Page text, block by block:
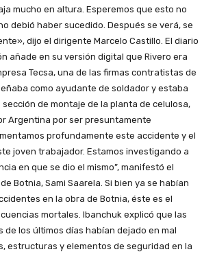
mucho en altura. Esperemos que esto no
debió haber sucedido. Después se verá, se
dijo el dirigente Marcelo Castillo. El diario
añade en su versión digital que Rivero era
Tecsa, una de las firmas contratistas de
como ayudante de soldador y estaba
de montaje de la planta de celulosa,
Argentina por ser presuntamente
profundamente este accidente y el
joven trabajador. Estamos investigando a
en que se dio el mismo”, manifestó el
Botnia, Sami Saarela. Si bien ya se habían
en la obra de Botnia, éste es el
mortales. Ibanchuk explicó que las
de los últimos días habían dejado en mal
estructuras y elementos de seguridad en la